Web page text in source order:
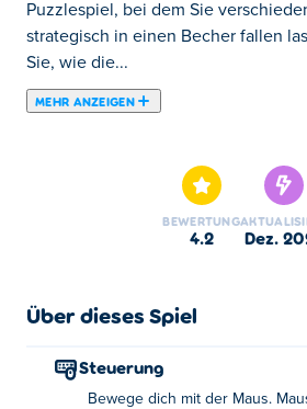
Puzzlespiel, bei dem Sie
strategisch in einen Becher fallen
Sie, wie die...
MEHR ANZEIGEN
Puzzlespiel, bei dem Sie
strategisch in einen Becher fallen
Sie, wie die hüpfenden Blobs einer
Blob! Ihr Ziel ist es, den
Becher zu voll wird und ein Blob
vorbei! Wie groß können Sie Ihren
BEWERTUNG
4.2 Dez.
Über dieses Spiel
Steuerung
Bewege dich mit der Maus.